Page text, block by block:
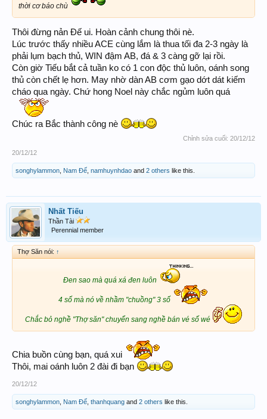
thời cơ báo chù
Thôi đừng nản Đế ui. Hoàn cảnh chung thôi nè.
Lúc trước thấy nhiều ACE cùng lắm là thua tối đa 2-3 ngày là
phải lụm bạch thủ, WIN đậm AB, đá & 3 càng gỡ lại rồi.
Còn giờ Tiếu bắt cả tuần ko có 1 con độc thủ luôn, oánh song
thủ còn chết lẹ hơn. May nhờ dàn AB cơm gạo dớt dát kiếm
cháo qua ngày. Chứ hong Noel này chắc ngủm luôn quá
Chúc ra Bắc thành công nè
Chỉnh sửa cuối: 20/12/12
20/12/12
songhylammon, Nam Đế, namhuynhdao and 2 others like this.
Nhất Tiếu
Thần Tài
Perennial member
Thợ Săn nói: ↑
Đen sao mà quá xá đen luôn
4 số mà nó về nhầm "chuồng" 3 số
Chắc bỏ nghề "Thợ săn" chuyển sang nghề bán vé số wé
Chia buồn cùng bạn, quá xui
Thôi, mai oánh luôn 2 đài đi bạn
20/12/12
songhylammon Nam Đế thanhquang and 2 others like this.